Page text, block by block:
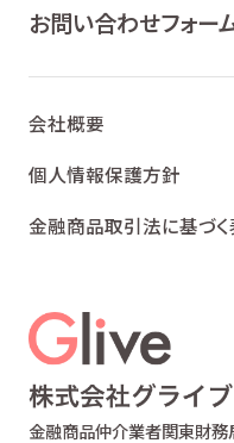
金融商品仲介業者関東財務
お問い合わせフォー
会社概要
個人情報保護方針
金融商品取引法に基づく